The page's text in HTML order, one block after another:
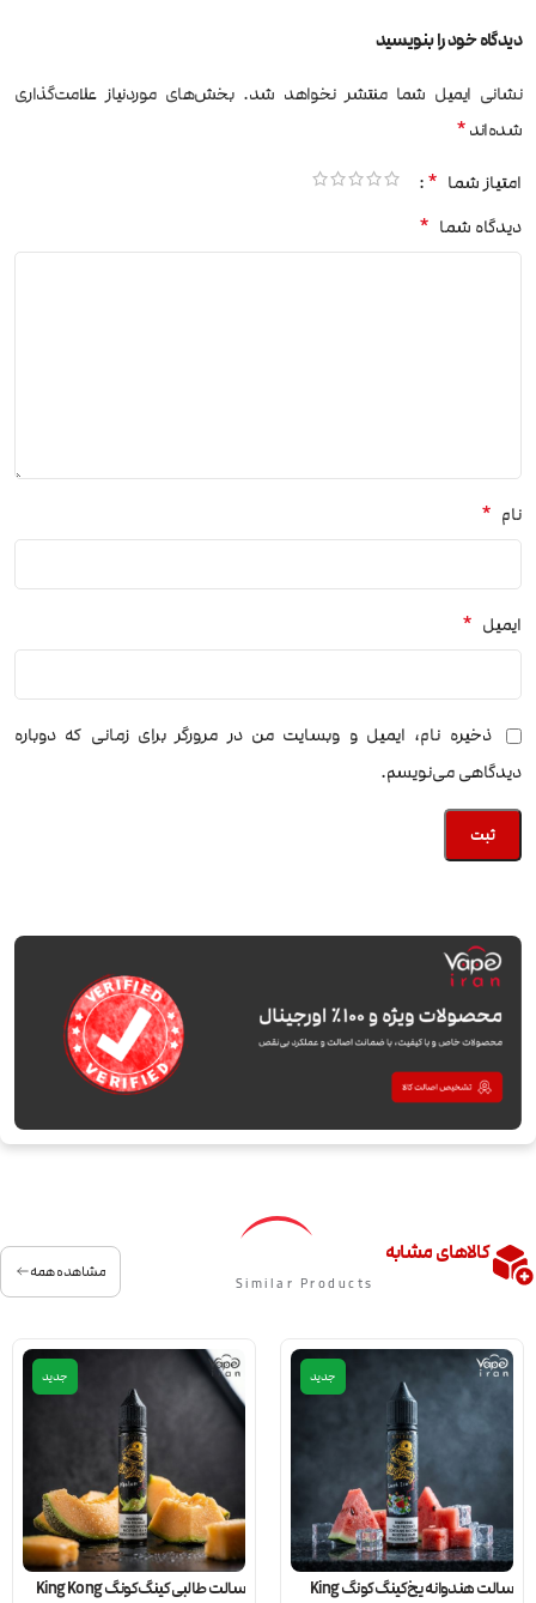
دیدگاه خود را بنویسید
نشانی ایمیل شما منتشر نخواهد شد. بخش‌های موردنیاز علامت‌گذاری
شده‌اند*
امتیاز شما *
دیدگاه شما *
نام *
ایمیل *
ذخیره نام، ایمیل و وبسایت من در مرورگر برای زمانی که دوباره
دیدگاهی می‌نویسم.
کالاهای مشابه
Similar Products
مشاهده همه
جدید
سالت هندوانه یخ کینگ کونگ King
جدید
سالت طالبی کینگ کونگ King Kong